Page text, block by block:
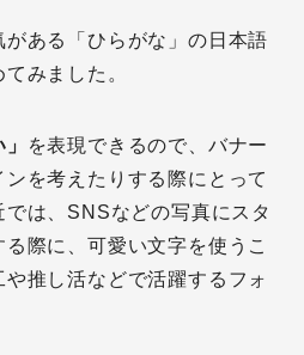
ある「ひらがな」の日本語
みました。
を表現できるので、バナー
を考えたりする際にとって
は、SNSなどの写真にスタ
際に、可愛い文字を使うこ
推し活などで活躍するフォ